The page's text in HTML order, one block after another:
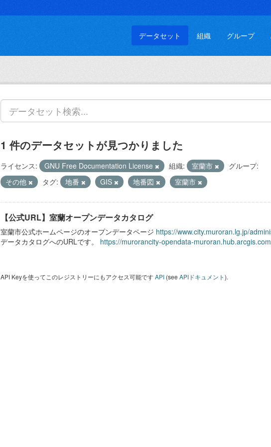
データセット 組織 グループ
1 件のデータセットが見つかりました
ライセンス: GNU Free Documentation License 組織: 室蘭市
グループ:
その他
タグ: 地番 GIS 地番図 室蘭市
【公式URL】室蘭オープンデータカタログ
室蘭市公式ホームページのオープンデータページ https://www.city.muroran.lg.jp/
データカタログへのURLです。 https://murorancity-opendata-
API Keyを使ってこのレジストリーにもアクセス可能ですAPI (see APIドキュメント).